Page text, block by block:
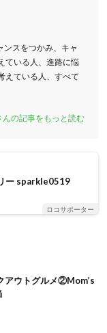
ンスをつかみ、キャ
ている人、進路に悩
えている人、すべて
んの記事をもっと読む
ー sparkle0519
ロコサポーター
アウトグルメ②Mom’s